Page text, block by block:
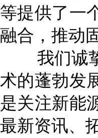
等提供了一
融合，推动
我们诚挚
术的蓬勃发
是关注新能
最新资讯、